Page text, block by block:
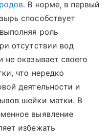
родов. В норме, в первый
способствует
роль
отсутствии вод
не оказывает своего
что нередко
деятельности и
шейки матки. В
выявление
избежать